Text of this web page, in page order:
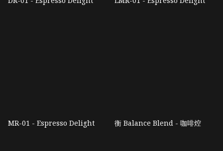
MR-01 - Espresso Delight 衡 Balance Blend - 咖啡焢